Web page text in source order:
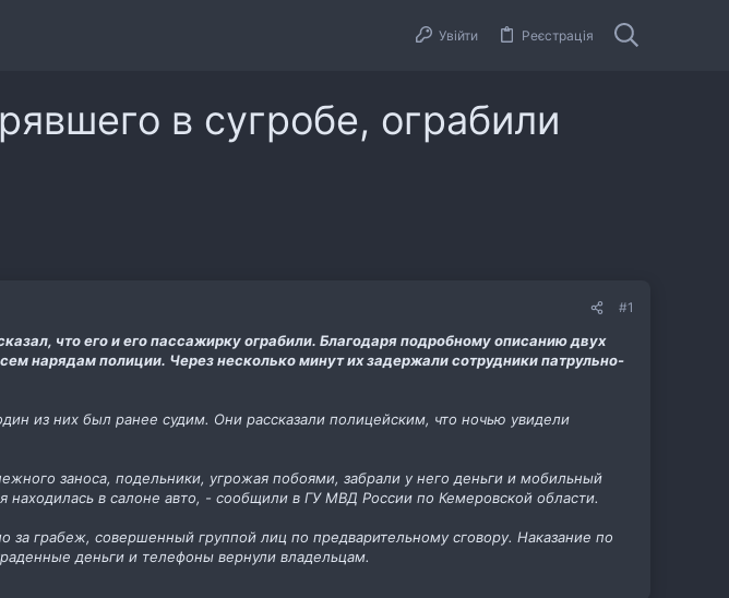
Увійти Реєстрація
в сугробе, ограбили
#1
что его и его пассажирку ограбили. Благодаря подробному описанию двух
нарядам полиции. Через несколько минут их задержали сотрудники патрульно-
из них был ранее судим. Они рассказали полицейским, что ночью увидели
заноса, подельники, угрожая побоями, забрали у него деньги и мобильный
находилась в салоне авто, - сообщили в ГУ МВД России по Кемеровской области.
грабеж, совершенный группой лиц по предварительному сговору. Наказание по
деньги и телефоны вернули владельцам.